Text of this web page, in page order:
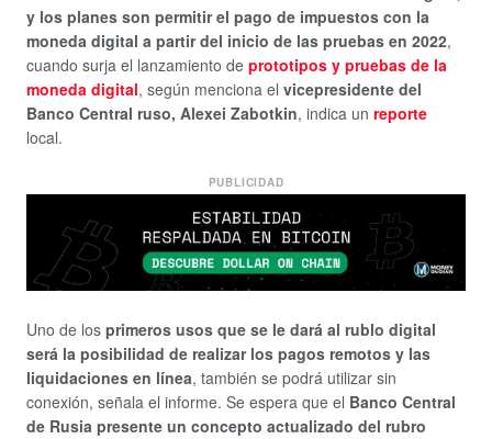
y los planes son permitir el pago de impuestos con la
moneda digital a partir del inicio de las pruebas en 2022,
cuando surja el lanzamiento de prototipos y pruebas de la
moneda digital, según menciona el vicepresidente del
Banco Central ruso, Alexei Zabotkin, indica un reporte
local.
PUBLICIDAD
Uno de los primeros usos que se le dará al rublo digital
será la posibilidad de realizar los pagos remotos y las
liquidaciones en línea, también se podrá utilizar sin
conexión, señala el informe. Se espera que el Banco Central
de Rusia presente un concepto actualizado del rubro